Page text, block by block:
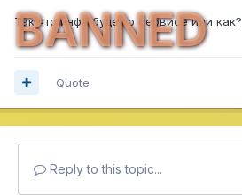
BANNED
Так что инфа будет о сервисе или как?
Quote
Reply to this topic...